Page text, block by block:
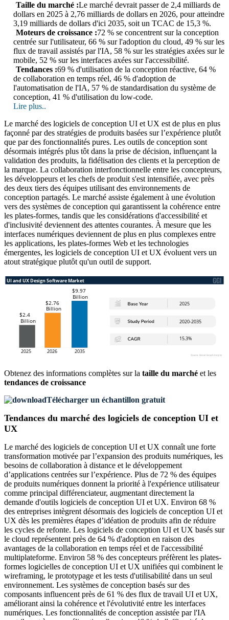
Taille du marché :Le marché devrait passer de 2,4 milliards de
dollars en 2025 à 2,76 milliards de dollars en 2026, pour atteindre
3,19 milliards de dollars d'ici 2035, soit un TCAC de 15,3 %.
Moteurs de croissance :72 % se concentrent sur la conception
centrée sur l'utilisateur, 66 % sur l'adoption du cloud, 49 % sur les
flux de travail assistés par l'IA, 58 % sur les stratégies axées sur le
mobile, 52 % sur les interfaces axées sur l'accessibilité.
Tendances :69 % d'utilisation de la conception réactive, 64 %
de collaboration en temps réel, 46 % d'adoption de
l'automatisation de l'IA, 57 % de standardisation du système de
conception, 41 % d'utilisation du low-code.
Lire plus..
Le marché des logiciels de conception UI et UX est de plus en plus
façonné par des stratégies de produits basées sur l’expérience plutôt
que par des fonctionnalités pures. Les outils de conception sont
désormais intégrés plus tôt dans la prise de décision, influençant la
validation des produits, la fidélisation des clients et la perception de
la marque. La collaboration interfonctionnelle entre les concepteurs,
les développeurs et les chefs de produit s'est intensifiée, avec près
des deux tiers des équipes utilisant des environnements de
conception partagés. Le marché assiste également à une évolution
vers des systèmes de conception qui garantissent la cohérence entre
les plates-formes, tandis que les considérations d'accessibilité et
d'inclusivité deviennent des attentes courantes. À mesure que les
interfaces numériques deviennent de plus en plus complexes entre
les applications, les plates-formes Web et les technologies
émergentes, les logiciels de conception UI et UX évoluent vers un
atout stratégique plutôt qu'un outil de support.
Obtenez des informations complètes sur la taille du marché et les
tendances de croissance
Télécharger un échantillon gratuit
Tendances du marché des logiciels de conception UI et
UX
Le marché des logiciels de conception UI et UX connaît une forte
transformation motivée par l’expansion des produits numériques, les
besoins de collaboration à distance et le développement
d’applications centrées sur l’expérience. Plus de 72 % des équipes
de produits numériques donnent la priorité à l'expérience utilisateur
comme principal différenciateur, augmentant directement la
demande d'outils logiciels de conception UI et UX. Environ 68 %
des entreprises intègrent désormais des logiciels de conception UI et
UX dès les premières étapes d’idéation de produits afin de réduire
les cycles de refonte. Les logiciels de conception UI et UX basés sur
le cloud représentent près de 64 % d'adoption en raison des
avantages de la collaboration en temps réel et de l'accessibilité
multiplateforme. Environ 58 % des concepteurs préfèrent les plates-
formes logicielles de conception UI et UX unifiées qui combinent le
wireframing, le prototypage et les tests d'utilisabilité dans un seul
environnement. Les systèmes de conception basés sur des
composants influencent près de 61 % des flux de travail UI et UX,
améliorant ainsi la cohérence et l'évolutivité entre les interfaces
numériques. Les fonctionnalités de conception assistée par l'IA